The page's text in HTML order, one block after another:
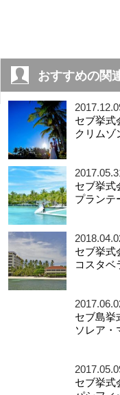
おすすめの関
セブ挙式
クリムゾ
セブ挙式
プランテ
セブ挙式
コスタベ
セブ島挙
ソレア・
セブ挙式